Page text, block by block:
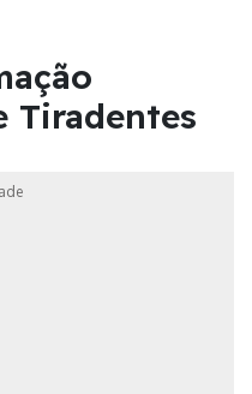
Tiradentes